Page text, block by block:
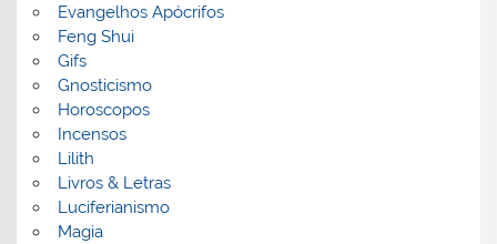
Evangelhos Apócrifos
Feng Shui
Gifs
Gnosticismo
Horoscopos
Incensos
Lilith
Livros & Letras
Luciferianismo
Magia